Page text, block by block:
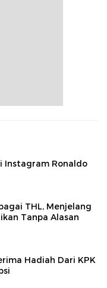
Instagram Ronaldo
THL, Menjelang
Tanpa Alasan
Hadiah Dari KPK